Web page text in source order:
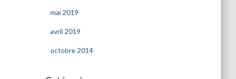
mai 2019
avril 2019
octobre 2014